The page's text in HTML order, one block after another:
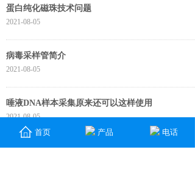
蛋白纯化磁珠技术问题
2021-08-05
病毒采样管简介
2021-08-05
唾液DNA样本采集原来还可以这样使用
2021-08-05
首页 产品 电话